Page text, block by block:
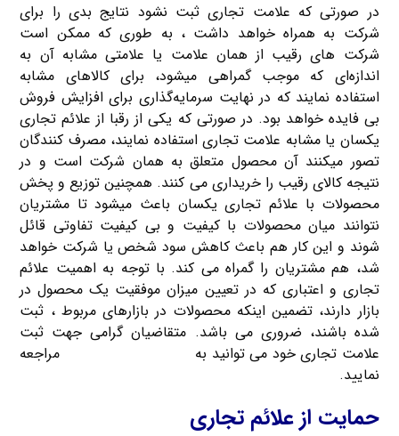
در صورتی که علامت تجاری ثبت نشود نتایج بدی را برای
شرکت به همراه خواهد داشت ، به طوری که ممکن است
شرکت‌ های رقیب از همان علامت یا علامتی مشابه آن به
اندازه‌ای که موجب گمراهی می‎شود، برای کالاهای مشابه
استفاده نمایند که در نهایت سرمایه‌گذاری برای افزایش فروش
بی فایده خواهد بود. در صورتی که یکی از رقبا از علائم تجاری
یکسان یا مشابه علامت تجاری استفاده نمایند، مصرف کنندگان
تصور می‎کنند آن محصول متعلق به همان شرکت ‎است و در
نتیجه کالای رقیب را خریداری می‎ کنند. همچنین توزیع و پخش
محصولات با علائم تجاری یکسان باعث می‎شود تا مشتریان
نتوانند میان محصولات با کیفیت و بی کیفیت تفاوتی قائل
شوند و این کار هم باعث کاهش سود شخص یا شرکت خواهد
شد، هم مشتریان را گمراه می‎ کند. با توجه به اهمیت علائم
تجاری و اعتباری که در تعیین میزان موفقیت یک محصول در
بازار دارند، تضمین اینکه محصولات در بازارهای مربوط ، ثبت
شده باشند، ضروری می باشد. متقاضیان گرامی جهت ثبت
علامت تجاری خود می توانید به
مراجعه
نمایید.
حمایت از علائم تجاری